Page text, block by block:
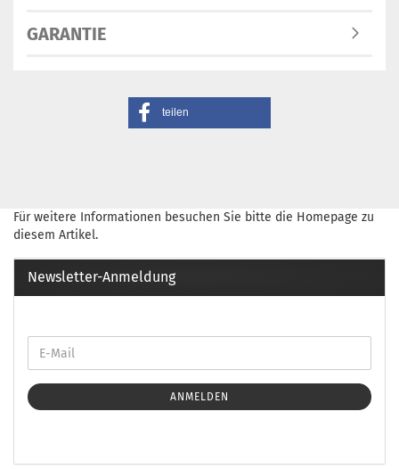
GARANTIE
teilen
Für weitere Informationen besuchen Sie bitte die Homepage zu
diesem Artikel.
Newsletter-Anmeldung
ANMELDEN